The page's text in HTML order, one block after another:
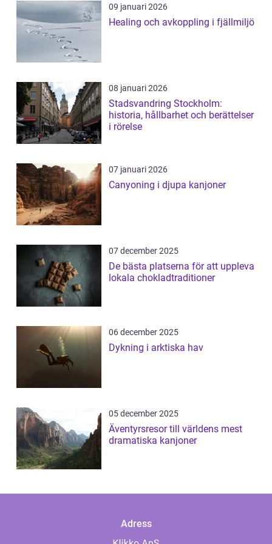
09 januari 2026
Healing och avkoppling i fjällmiljö
08 januari 2026
Stadsvandring Stockholm:
historia, hållbarhet och berättelser
i rörelse
07 januari 2026
Canyoning i djupa kanjoner
07 december 2025
De bästa platserna för att uppleva
lokala chokladtraditioner
06 december 2025
Dykning i arktiska hav
05 december 2025
Äventyrsresor till världens mest
dramatiska kanjoner
Adress